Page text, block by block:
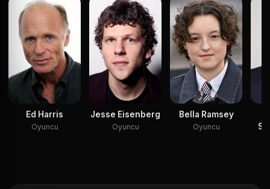
Ed Harris
Oyuncu
Jesse Eisenberg
Oyuncu
Bella Ramsey
Oyuncu